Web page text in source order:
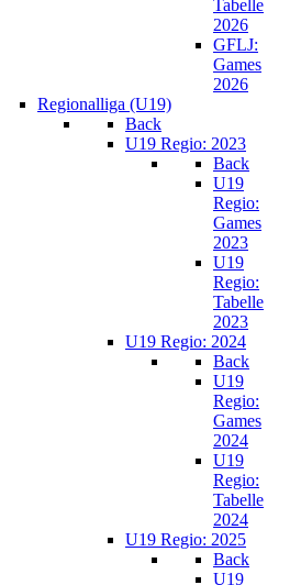
Tabelle
2026
GFLJ:
Games
2026
Regionalliga (U19)
Back
U19 Regio: 2023
Back
U19
Regio:
Games
2023
U19
Regio:
Tabelle
2023
U19 Regio: 2024
Back
U19
Regio:
Games
2024
U19
Regio:
Tabelle
2024
U19 Regio: 2025
Back
U19